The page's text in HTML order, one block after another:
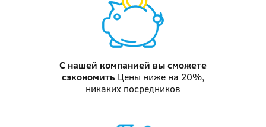
С нашей компанией вы сможете
сэкономить Цены ниже на 20%,
никаких посредников